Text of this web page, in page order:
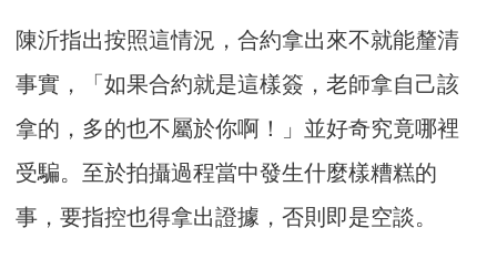
陳沂指出按照這情況，合約拿出來不就能釐清
事實，「如果合約就是這樣簽，老師拿自己該
拿的，多的也不屬於你啊！」並好奇究竟哪裡
受騙。至於拍攝過程當中發生什麼樣糟糕的
事，要指控也得拿出證據，否則即是空談。